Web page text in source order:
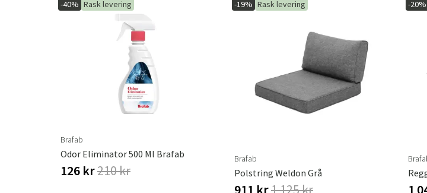
Sverige
Norge
-40% Rask levering
Brafab
Odor Eliminator 500 Ml Brafab
126 kr210 kr
-19% Rask levering
Brafab
Polstring Weldon Grå
911 kr1 125 kr
-20%
1